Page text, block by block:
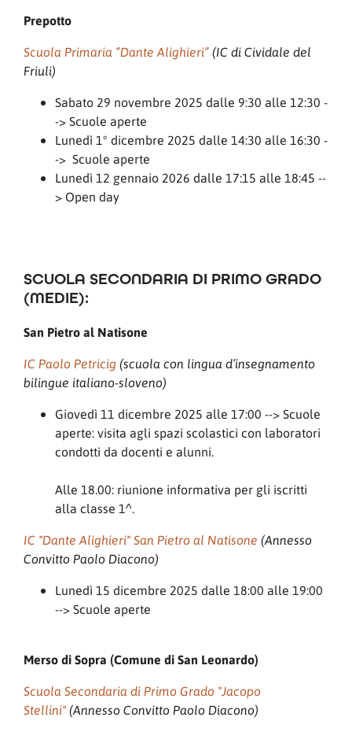
Prepotto
Scuola Primaria “Dante Alighieri” (IC di Cividale del
Friuli)
Sabato 29 novembre 2025 dalle 9:30 alle 12:30 -
-> Scuole aperte
Lunedì 1° dicembre 2025 dalle 14:30 alle 16:30 -
-> Scuole aperte
Lunedì 12 gennaio 2026 dalle 17:15 alle 18:45 --
> Open day
SCUOLA SECONDARIA DI PRIMO GRADO
(MEDIE):
San Pietro al Natisone
IC Paolo Petricig (scuola con lingua d’insegnamento
bilingue italiano-sloveno)
Giovedì 11 dicembre 2025 alle 17:00 --> Scuole
aperte: visita agli spazi scolastici con laboratori
condotti da docenti e alunni.
Alle 18.00: riunione informativa per gli iscritti
alla classe 1^.
IC "Dante Alighieri" San Pietro al Natisone (Annesso
Convitto Paolo Diacono)
Lunedì 15 dicembre 2025 dalle 18:00 alle 19:00
--> Scuole aperte
Merso di Sopra (Comune di San Leonardo)
Scuola Secondaria di Primo Grado "Jacopo
Stellini" (Annesso Convitto Paolo Diacono)